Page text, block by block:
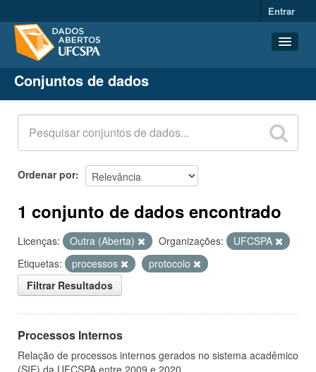
Entrar
Conjuntos de dados
Organizações
Grupos
Sobre
Conjuntos de dados
Ordenar por
1 conjunto de dados encontrado
Licenças: Outra (Aberta) Organizações:
UFCSPA
Etiquetas:
processos
protocolo
Filtrar Resultados
Processos Internos
Relação de processos internos gerados no sistema acadêmico
(SIE) da UFCSPA entre 2009 e 2020.